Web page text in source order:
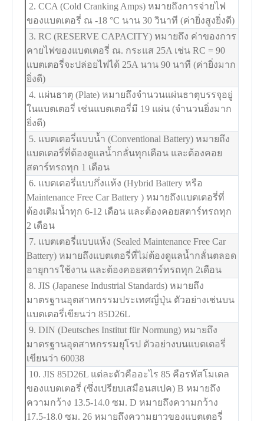
2. CCA (Cold Cranking Amps) หมายถึงการจ่ายไฟ
ของแบตเตอรี่ ณ -18 °C นาน 30 วินาที (ค่ายิ่งสูงยิ่งดี)
3. RC (RESERVE CAPACITY) หมายถึง ค่าของการ
คายไฟของแบตเตอรี่ ณ. กระแส 25A เช่น RC = 90
แบตเตอรี่จะปล่อยไฟได้ 25A นาน 90 นาที (ค่ายิ่งมาก
ยิ่งดี)
4. แผ่นธาตุ (Plate) หมายถึงจำนวนแผ่นธาตุบรรจุอยู่
ในแบตเตอรี่ เช่นแบตเตอรี่มี 19 แผ่น (จำนวนยิ่งมาก
ยิ่งดี)
5. แบตเตอรี่แบบน้ำ (Conventional Battery) หมายถึง
แบตเตอรี่ที่ต้องดูแลน้ำกลั่นทุกเดือน และต้องคอย
สตาร์ทรถทุก 1 เดือน
6. แบตเตอรี่แบบกึ่งแห้ง (Hybrid Battery หรือ
Maintenance Free Car Battery ) หมายถึงแบตเตอรี่ที่
ต้องเติมน้ำทุก 6-12 เดือน และต้องคอยสตาร์ทรถทุก
2 เดือน
7. แบตเตอรี่แบบแห้ง (Sealed Maintenance Free Car
Battery) หมายถึงแบตเตอรี่ที่ไม่ต้องดูแลน้ำกลั่นตลอด
อายุการใช้งาน และต้องคอยสตาร์ทรถทุก 2เดือน
8. JIS (Japanese Industrial Standards) หมายถึง
มาตรฐานอุตสาหกรรมประเทศญี่ปุ่น ตัวอย่างเช่นบน
แบตเตอรี่เขียนว่า 85D26L
9. DIN (Deutsches Institut für Normung) หมายถึง
มาตรฐานอุตสาหกรรมยุโรป ตัวอย่างบนแบตเตอรี่
เขียนว่า 60038
10. JIS 85D26L แต่ละตัวคืออะไร 85 คือรหัสโมเดล
ของแบตเตอรี่ (ซึ่งเปรียบเสมือนสเปค) B หมายถึง
ความกว้าง 13.5-14.0 ซม. D หมายถึงความกว้าง
17.5-18.0 ซม. 26 หมายถึงความยาวของแบตเตอรี่